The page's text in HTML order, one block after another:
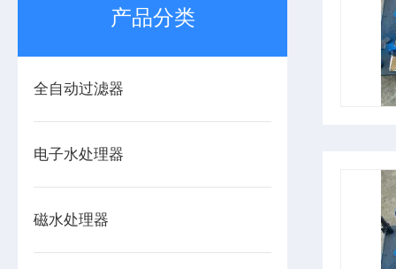
产品分类
全自动过滤器
电子水处理器
磁水处理器